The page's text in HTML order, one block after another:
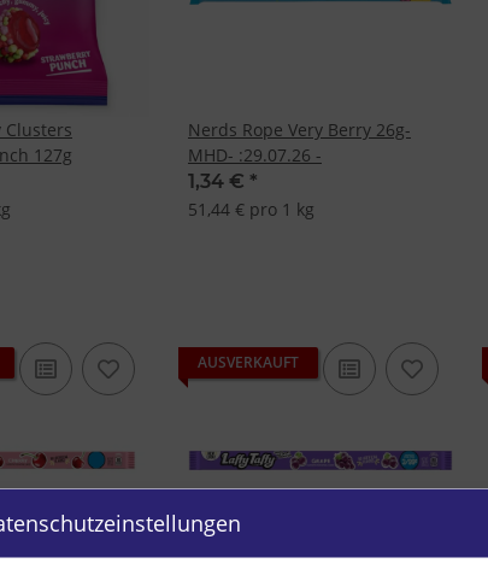
Clusters
127g
Nerds Rope Very Berry 26g-
MHD- :29.07.26 -
1,34 € *
51,44 € pro 1 kg
AUSVERKAUFT